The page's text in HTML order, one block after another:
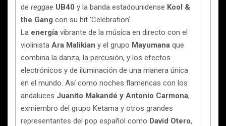
de reggae UB40 y la banda estadounidense Kool &
the Gang con su hit ‘Celebration’.
La energía vibrante de la música en directo con el
violinista Ara Malikian y el grupo Mayumana que
combina la danza, la percusión, y los efectos
electrónicos y de iluminación de una manera única
en el mundo. Así como noches flamencas con los
andaluces Juanito Makandé y Antonio Carmona,
exmiembro del grupo Ketama y otros grandes
representantes del pop español como David Otero,